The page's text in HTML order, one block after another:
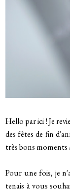
Hello par ici ! Je
des fêtes de fin
très bons moments
Pour une fois, je
tenais à vous